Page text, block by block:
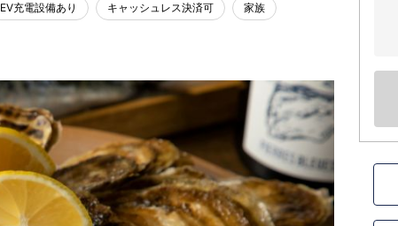
EV充電設備あり キャッシュレス決済可 家族